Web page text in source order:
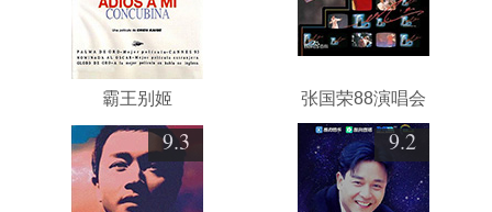
霸王别姬 张国荣88演唱会
9.3 9.2